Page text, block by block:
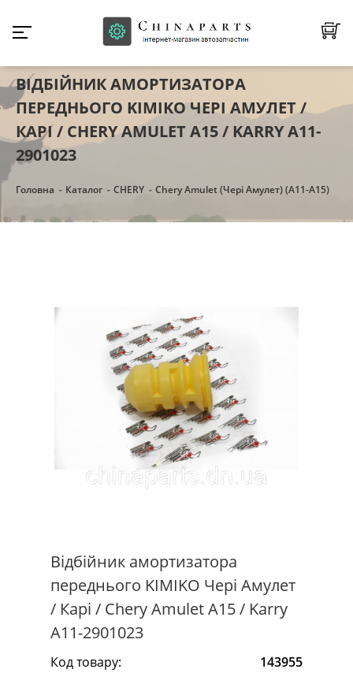
ВІДБІЙНИК АМОРТИЗАТОРА
ПЕРЕДНЬОГО KIMIKO ЧЕРІ АМУЛЕТ /
КАРІ / CHERY AMULET A15 / KARRY A11-
2901023
Головна Каталог CHERY Chery Amulet (Чері Амулет) (А11-А15)
Відбійник амортизатора
переднього KIMIKO Чері Амулет
/ Карі / Chery Amulet A15 / Karry
A11-2901023
Код товару:
143955